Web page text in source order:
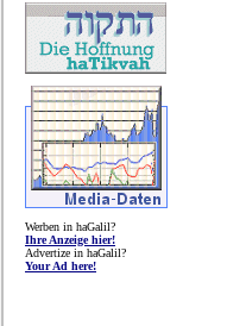
Werben in haGalil?
Ihre Anzeige hier!
Advertize in haGalil?
Your Ad here!